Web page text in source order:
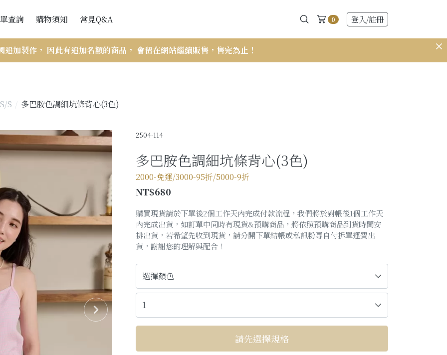
查詢
訂單查詢
購物須知
付款與出貨
折扣辦法
商品斷貨處理辦法
售後服務-瑕疵與寄錯商品
商品尺寸帳量示意圖與注意事項
常見Q&A 0 登入/註冊
加製作， 因此有追加名額的商品， 會留在網站繼續販售，售完為止！ 𝟭𝟱𝟭 小個子
S/S 多巴胺色調細坑條背心(3色)
2504-114
多巴胺色調細坑條背心(3色)
2000-免運/3000-95折/5000-9折
NT$680
購買現貨請於下單後2個工作天內完成付款流程，我們將於對帳後1個工作天
內完成出貨，如訂單中同時有現貨&預購商品，將依照預購商品到貨時間安
排出貨，若希望先收到現貨，請分開下單結帳或私訊粉專自付拆單運費出
貨，謝謝您的理解與配合！
請先選擇規格